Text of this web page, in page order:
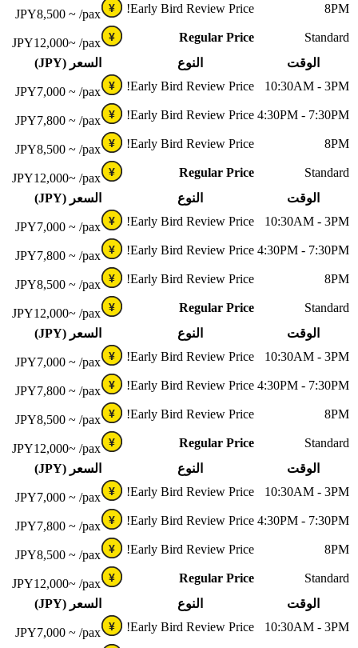
8PM
Early Bird Review Price!
¥
JPY8,500 ~ /pax
Standard
Regular Price
¥
JPY12,000~ /pax
الوقت
النوع
السعر (JPY)
10:30AM - 3PM
Early Bird Review Price!
¥
JPY7,000 ~ /pax
4:30PM - 7:30PM
Early Bird Review Price!
¥
JPY7,800 ~ /pax
8PM
Early Bird Review Price!
¥
JPY8,500 ~ /pax
Standard
Regular Price
¥
JPY12,000~ /pax
الوقت
النوع
السعر (JPY)
10:30AM - 3PM
Early Bird Review Price!
¥
JPY7,000 ~ /pax
4:30PM - 7:30PM
Early Bird Review Price!
¥
JPY7,800 ~ /pax
8PM
Early Bird Review Price!
¥
JPY8,500 ~ /pax
Standard
Regular Price
¥
JPY12,000~ /pax
الوقت
النوع
السعر (JPY)
10:30AM - 3PM
Early Bird Review Price!
¥
JPY7,000 ~ /pax
4:30PM - 7:30PM
Early Bird Review Price!
¥
JPY7,800 ~ /pax
8PM
Early Bird Review Price!
¥
JPY8,500 ~ /pax
Standard
Regular Price
¥
JPY12,000~ /pax
الوقت
النوع
السعر (JPY)
10:30AM - 3PM
Early Bird Review Price!
¥
JPY7,000 ~ /pax
4:30PM - 7:30PM
Early Bird Review Price!
¥
JPY7,800 ~ /pax
8PM
Early Bird Review Price!
¥
JPY8,500 ~ /pax
Standard
Regular Price
¥
JPY12,000~ /pax
الوقت
النوع
السعر (JPY)
10:30AM - 3PM
Early Bird Review Price!
¥
JPY7,000 ~ /pax